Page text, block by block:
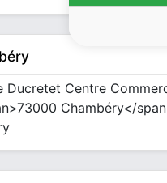
Ducretet Centre
Chambéry</